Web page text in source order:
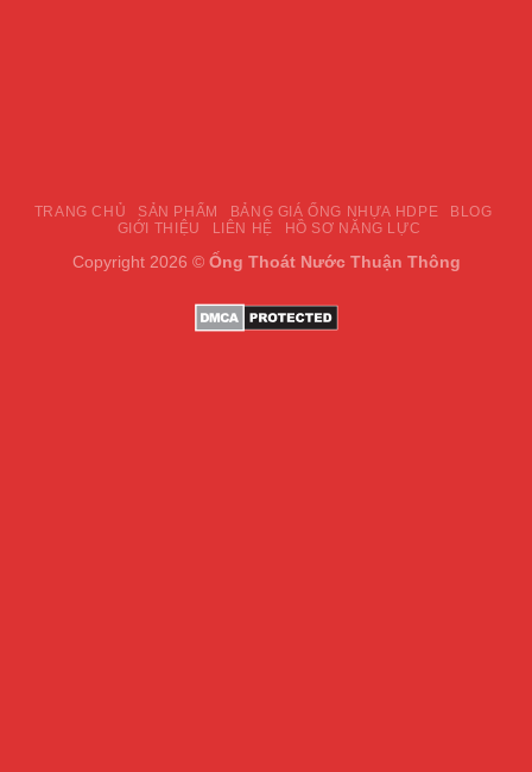
TRANG CHỦ SẢN PHẨM BẢNG GIÁ ỐNG NHỰA HDPE
BLOG
GIỚI THIỆU
LIÊN HỆ HỒ SƠ NĂNG LỰC
Copyright 2026 © Ống Thoát Nước Thuận Thông